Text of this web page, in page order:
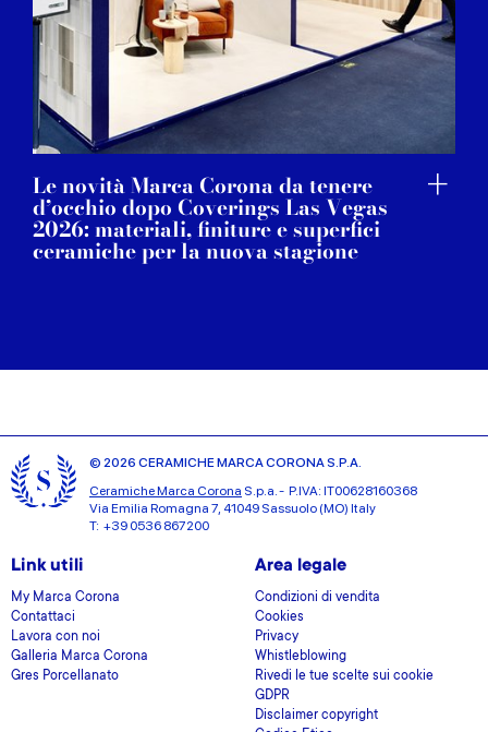
Le novità Marca Corona da tenere
d’occhio dopo Coverings Las Vegas
2026: materiali, finiture e superfici
ceramiche per la nuova stagione
© 2026 CERAMICHE MARCA CORONA S.P.A.
Ceramiche Marca Corona S.p.a. - P.IVA: IT00628160368
Via Emilia Romagna 7, 41049 Sassuolo (MO) Italy
T: +39 0536 867200
Link utili
My Marca Corona
Contattaci
Lavora con noi
Galleria Marca Corona
Gres Porcellanato
Area legale
Condizioni di vendita
Cookies
Privacy
Whistleblowing
Rivedi le tue scelte sui cookie
GDPR
Disclaimer copyright